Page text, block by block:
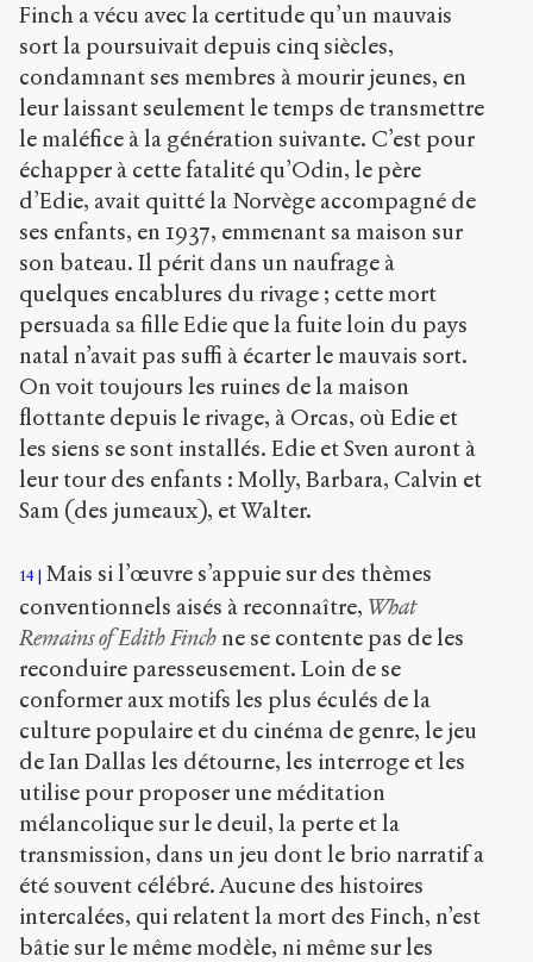
Finch a vécu avec la certitude qu’un mauvais
sort la poursuivait depuis cinq siècles,
condamnant ses membres à mourir jeunes, en
leur laissant seulement le temps de transmettre
le maléfice à la génération suivante. C’est pour
échapper à cette fatalité qu’Odin, le père
d’Edie, avait quitté la Norvège accompagné de
ses enfants, en 1937, emmenant sa maison sur
son bateau. Il périt dans un naufrage à
quelques encablures du rivage ; cette mort
persuada sa fille Edie que la fuite loin du pays
natal n’avait pas suffi à écarter le mauvais sort.
On voit toujours les ruines de la maison
flottante depuis le rivage, à Orcas, où Edie et
les siens se sont installés. Edie et Sven auront à
leur tour des enfants : Molly, Barbara, Calvin et
Sam (des jumeaux), et Walter.
14
Mais si l’œuvre s’appuie sur des thèmes
conventionnels aisés à reconnaître, What
Remains of Edith Finchne se contente pas de les
reconduire paresseusement. Loin de se
conformer aux motifs les plus éculés de la
culture populaire et du cinéma de genre, le jeu
de Ian Dallas les détourne, les interroge et les
utilise pour proposer une méditation
mélancolique sur le deuil, la perte et la
transmission, dans un jeu dont le brio narratif a
été souvent célébré. Aucune des histoires
intercalées, qui relatent la mort des Finch, n’est
bâtie sur le même modèle, ni même sur les